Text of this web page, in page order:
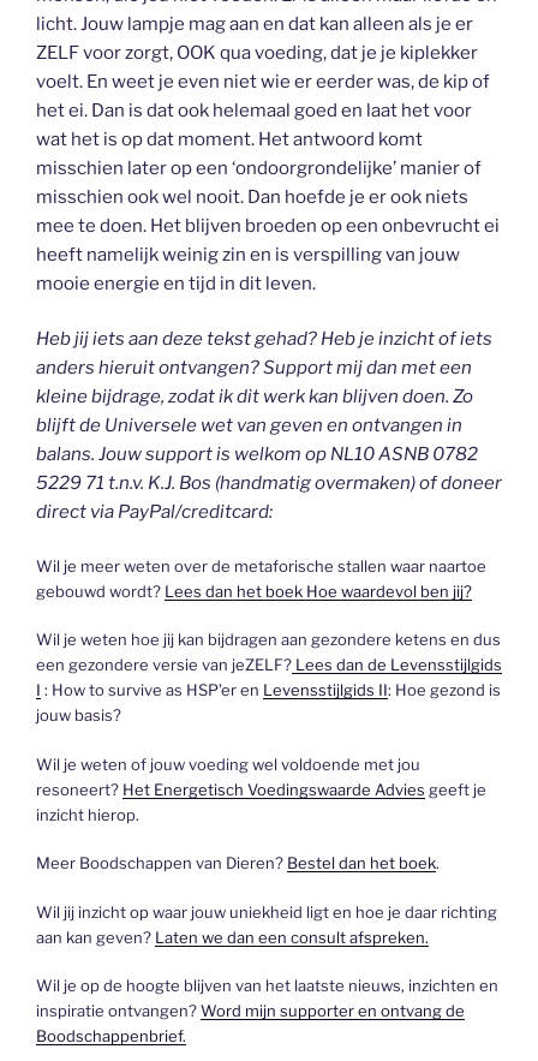
licht. Jouw lampje mag aan en dat kan alleen als je er
ZELF voor zorgt, OOK qua voeding, dat je je kiplekker
voelt. En weet je even niet wie er eerder was, de kip of
het ei. Dan is dat ook helemaal goed en laat het voor
wat het is op dat moment. Het antwoord komt
misschien later op een ‘ondoorgrondelijke’ manier of
misschien ook wel nooit. Dan hoefde je er ook niets
mee te doen. Het blijven broeden op een onbevrucht ei
heeft namelijk weinig zin en is verspilling van jouw
mooie energie en tijd in dit leven.
Heb jij iets aan deze tekst gehad? Heb je inzicht of iets
anders hieruit ontvangen? Support mij dan met een
kleine bijdrage, zodat ik dit werk kan blijven doen. Zo
blijft de Universele wet van geven en ontvangen in
balans. Jouw support is welkom op NL10 ASNB 0782
5229 71 t.n.v. K.J. Bos (handmatig overmaken) of doneer
direct via PayPal/creditcard:
Wil je meer weten over de metaforische stallen waar naartoe
gebouwd wordt? Lees dan het boek Hoe waardevol ben jij?
Wil je weten hoe jij kan bijdragen aan gezondere ketens en dus
een gezondere versie van jeZELF? Lees dan de Levensstijlgids
I : How to survive as HSP’er en Levensstijlgids II: Hoe gezond is
jouw basis?
Wil je weten of jouw voeding wel voldoende met jou
resoneert? Het Energetisch Voedingswaarde Advies geeft je
inzicht hierop.
Meer Boodschappen van Dieren? Bestel dan het boek.
Wil jij inzicht op waar jouw uniekheid ligt en hoe je daar richting
aan kan geven? Laten we dan een consult afspreken.
Wil je op de hoogte blijven van het laatste nieuws, inzichten en
inspiratie ontvangen?Word mijn supporter en ontvang de
Boodschappenbrief.